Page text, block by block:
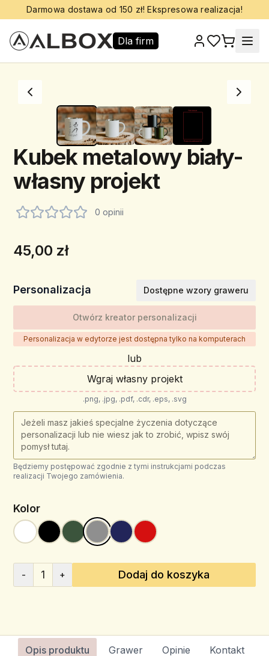
Darmowa dostawa od 150 zł! Ekspresowa realizacja!
Dla firm
Kubek metalowy biały-
własny projekt
0 opinii
45,00 zł
Personalizacja Dostępne wzory graweru
Otwórz kreator personalizacji
Personalizacja w edytorze jest dostępna tylko na komputerach
lub
Wgraj własny projekt
.png, .jpg, .pdf, .cdr, .eps, .svg
Będziemy postępować zgodnie z tymi instrukcjami podczas
realizacji Twojego zamówienia.
Kolor
- 1 + Dodaj do koszyka
Opis produktu Grawer Opinie Kontakt